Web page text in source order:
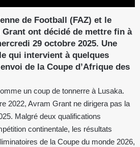
de Football (FAZ) et le
ont décidé de mettre fin à
29 octobre 2025. Une
qui intervient à quelques
de la Coupe d’Afrique des
un coup de tonnerre à Lusaka.
2022, Avram Grant ne dirigera pas la
Malgré deux qualifications
continentale, les résultats
de la Coupe du monde 2026,